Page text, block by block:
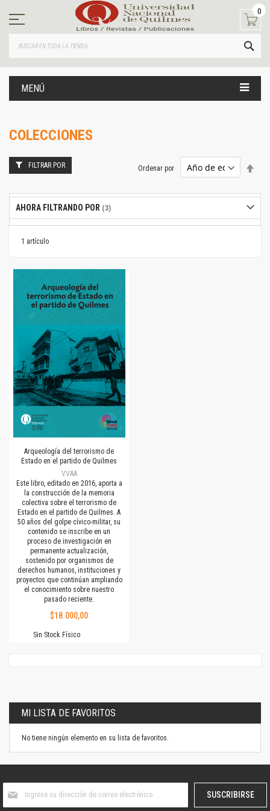
contenido
0
MENÚ
COLECCIONES
1 artículo
Ordenar por
Arqueología del terrorismo de
Estado en el partido de Quilmes
VVAA
Este libro, editado en 2016, aporta a
la construcción de la memoria
colectiva sobre el terrorismo de
Estado en el partido de Quilmes. A
50 años del golpe cívico-militar, su
contenido se inscribe en un
proceso de investigación en
permanente actualización,
sostenido por organismos de
derechos humanos, instituciones y
proyectos que continúan ampliando
el conocimiento sobre nuestro
pasado reciente.
$18.000,00
Sin Stock Físico
FILTRAR POR
AHORA FILTRANDO POR
MI LISTA DE FAVORITOS
No tiene ningún elemento en su lista de favoritos.
boletín
SUSCRIBIRSE